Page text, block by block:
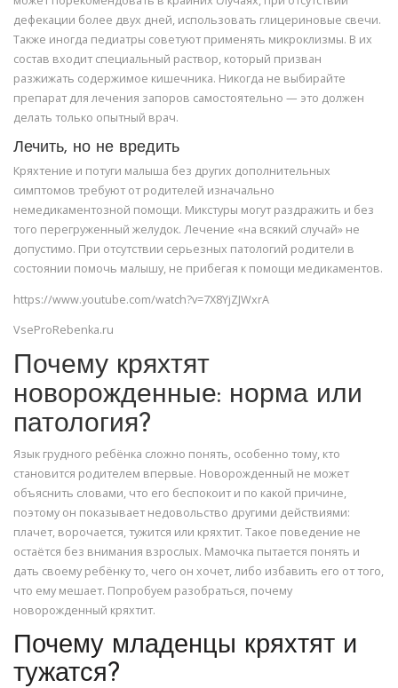
дефекации более двух дней, использовать глицериновые свечи.
Также иногда педиатры советуют применять микроклизмы. В их
состав входит специальный раствор, который призван
разжижать содержимое кишечника. Никогда не выбирайте
препарат для лечения запоров самостоятельно — это должен
делать только опытный врач.
Лечить, но не вредить
Кряхтение и потуги малыша без других дополнительных
симптомов требуют от родителей изначально
немедикаментозной помощи. Микстуры могут раздражить и без
того перегруженный желудок. Лечение «на всякий случай» не
допустимо. При отсутствии серьезных патологий родители в
состоянии помочь малышу, не прибегая к помощи медикаментов.
https://www.youtube.com/watch?v=7X8YjZJWxrA
VseProRebenka.ru
Почему кряхтят
новорожденные: норма или
патология?
Язык грудного ребёнка сложно понять, особенно тому, кто
становится родителем впервые. Новорожденный не может
объяснить словами, что его беспокоит и по какой причине,
поэтому он показывает недовольство другими действиями:
плачет, ворочается, тужится или кряхтит. Такое поведение не
остаётся без внимания взрослых. Мамочка пытается понять и
дать своему ребёнку то, чего он хочет, либо избавить его от того,
что ему мешает. Попробуем разобраться, почему
новорожденный кряхтит.
Почему младенцы кряхтят и
тужатся?